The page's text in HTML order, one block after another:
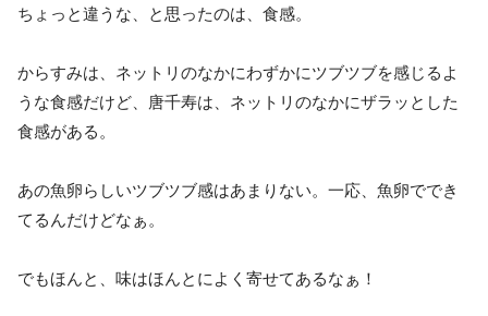
ちょっと違うな、と思ったのは、食感。
からすみは、ネットリのなかにわずかにツブツブを感じるよ
うな食感だけど、唐千寿は、ネットリのなかにザラッとした
食感がある。
あの魚卵らしいツブツブ感はあまりない。一応、魚卵ででき
てるんだけどなぁ。
でもほんと、味はほんとによく寄せてあるなぁ！